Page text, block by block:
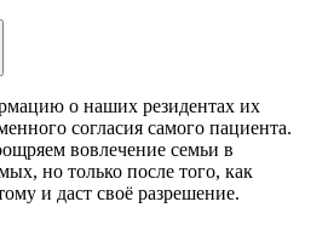
о наших резидентах их
согласия самого пациента.
вовлечение семьи в
но только после того, как
и даст своё разрешение.